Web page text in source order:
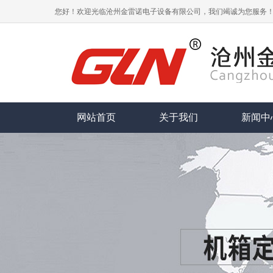
您好！欢迎光临沧州金雷诺电子设备有限公司，我们竭诚为您服务
网站首页 关于我们 新闻中